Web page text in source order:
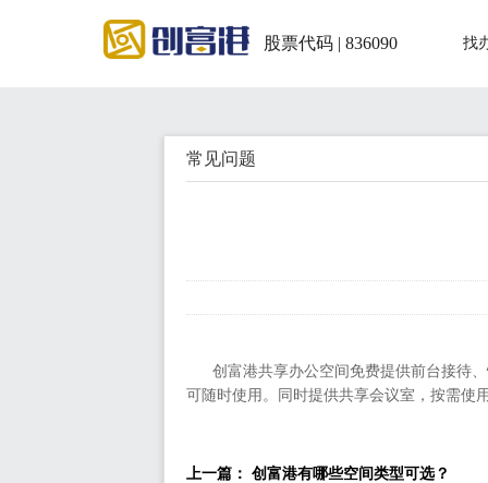
股票代码 | 836090 找
常见问题
创富港共享办公空间免费提供前台接待
可随时使用。
同时提供共享会议室，按需使
上一篇： 创富港有哪些空间类型可选？